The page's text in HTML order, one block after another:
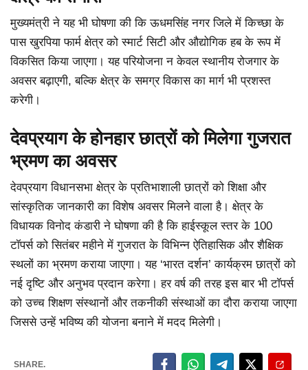
मुख्यमंत्री ने यह भी घोषणा की कि ऊधमसिंह नगर जिले में किच्छा के
पास खुरपिया फार्म क्षेत्र को स्मार्ट सिटी और औद्योगिक हब के रूप में
विकसित किया जाएगा। यह परियोजना न केवल स्थानीय रोजगार के
अवसर बढ़ाएगी, बल्कि क्षेत्र के समग्र विकास का मार्ग भी प्रशस्त
करेगी।
देवप्रयाग के होनहार छात्रों को मिलेगा गुजरात
भ्रमण का अवसर
देवप्रयाग विधानसभा क्षेत्र के प्रतिभाशाली छात्रों को शिक्षा और
सांस्कृतिक जानकारी का विशेष अवसर मिलने वाला है। क्षेत्र के
विधायक विनोद कंडारी ने घोषणा की है कि हाईस्कूल स्तर के 100
टॉपर्स को सितंबर महीने में गुजरात के विभिन्न ऐतिहासिक और शैक्षिक
स्थलों का भ्रमण कराया जाएगा। यह ‘भारत दर्शन’ कार्यक्रम छात्रों को
नई दृष्टि और अनुभव प्रदान करेगा। हर वर्ष की तरह इस बार भी टॉपर्स
को उच्च शिक्षण संस्थानों और तकनीकी संस्थाओं का दौरा कराया जाएगा
जिससे उन्हें भविष्य की योजना बनाने में मदद मिलेगी।
SHARE.